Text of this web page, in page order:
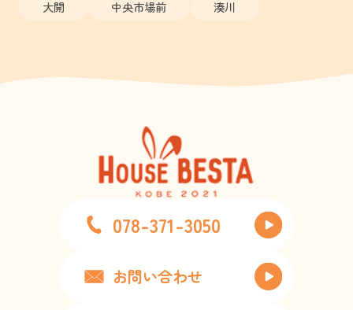
大開
中央市場前 湊川
078-371-3050
お問い合わせ